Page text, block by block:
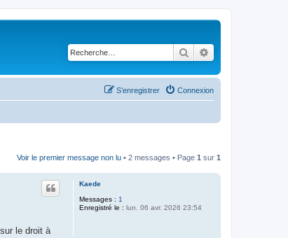
Rechercher
Connexion
S’enregistrer
Voir le premier message non lu • 2 messages • Page 1 sur 1
Kaede
Messages : 1
Enregistré le : lun. 06 avr. 2026 23:54
le droit à